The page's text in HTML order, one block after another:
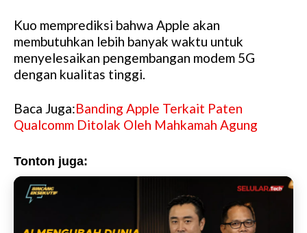
Kuo memprediksi bahwa Apple akan
membutuhkan lebih banyak waktu untuk
menyelesaikan pengembangan modem 5G
dengan kualitas tinggi.
Baca Juga:Banding Apple Terkait Paten
Qualcomm Ditolak Oleh Mahkamah Agung
Tonton juga: